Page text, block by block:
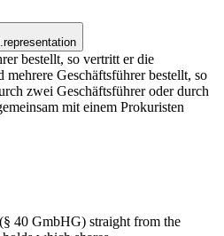
bestellt, so vertritt er die
mehrere Geschäftsführer bestellt, so
zwei Geschäftsführer oder durch
mit einem Prokuristen
40 GmbHG) straight from the